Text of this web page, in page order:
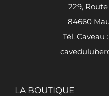
229,
84660
Tél. Caveau
LA BOUTIQUE